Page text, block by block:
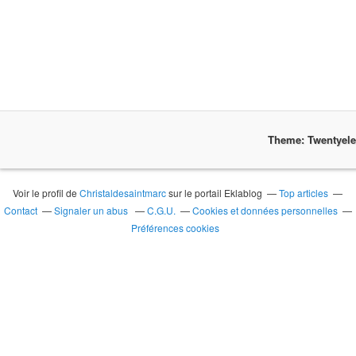
Theme:
Voir le profil deChristaldesaintmarcsur le portail Eklablog
Top articles
Contact
Signaler un abus C.G.U.
Cookies et données personnelles
Préférences cookies